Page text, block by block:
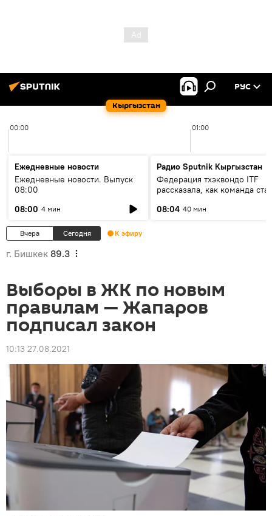
Кыргызстан
РУС
00:00 01:00
Ежедневные новости
Ежедневные новости. Выпуск
08:00
08:00 4 мин
Радио Sputnik Кыргызстан
Федерация тхэквондо ITF
рассказала, как команда
08:04 40 мин
Вчера Сегодня К эфиру
г. Бишкек 89.3
Выборы в ЖК по новым
правилам — Жапаров
подписал закон
10:13 27.08.2021